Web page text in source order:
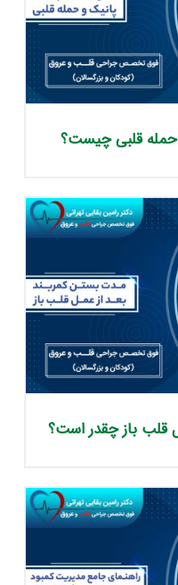
حمله قلبی چیست؟
قلب باز چقدر است؟